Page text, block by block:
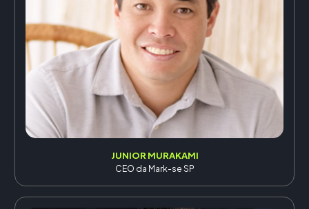
JUNIOR MURAKAMI
CEO da Mark-se SP